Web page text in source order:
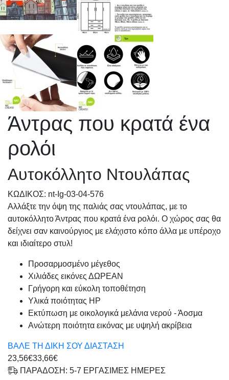
Άντρας που κρατά ένα
ρολόι
Αυτοκόλλητο Ντουλάπας
KΩΔΙΚΟΣ: nt-Ig-03-04-576
Αλλάξτε την όψη της παλιάς σας ντουλάπας, με το
αυτοκόλλητο Άντρας που κρατά ένα ρολόι. Ο χώρος σας θα
δείχνει σαν καινούργιος με ελάχιστο κόπο άλλα με υπέροχο
και ιδιαίτερο στυλ!
Προσαρμοσμένo μέγεθος
Χιλιάδες εικόνες ΔΩΡΕΑΝ
Γρήγορη και εύκολη τοποθέτηση
Υλικά ποιότητας HP
Εκτύπωση με οικολογικά μελάνια νερού - Άοσμα
Ανώτερη ποιότητα εικόνας με υψηλή ακρίβεια
ΒΑΛΕ ΤΗ ΔΙΚΗ ΣΟΥ ΔΙΑΣΤΑΣΗ
23,56€33,66€
ΠΑΡΑΔΟΣΗ: 5-7 ΕΡΓΑΣΙΜΕΣ ΗΜΕΡΕΣ